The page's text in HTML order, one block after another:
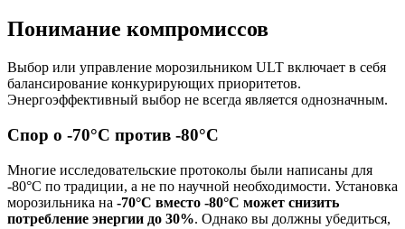
Понимание компромиссов
Выбор или управление морозильником ULT включает в себя
балансирование конкурирующих приоритетов.
Энергоэффективный выбор не всегда является однозначным.
Спор о -70°C против -80°C
Многие исследовательские протоколы были написаны для
-80°C по традиции, а не по научной необходимости. Установка
морозильника на -70°C вместо -80°C может снизить
потребление энергии до 30%. Однако вы должны убедиться,